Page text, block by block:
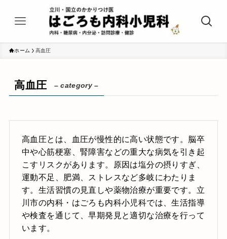
ホーム 高血圧
高血圧 – category –
高血圧とは、血圧が慢性的に高い状態です。脳卒
中や心筋梗塞、腎障害などの重大な病気を引き起
こすリスクがあります。原因は塩分の摂りすぎ、
運動不足、肥満、ストレスなど多岐にわたりま
す。生活習慣の見直しや薬物治療が重要です。立
川市の内科・はごろも内科小児科では、生活指導
や検査を通じて、早期発見と適切な治療を行って
います。